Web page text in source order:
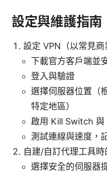
設定與維護指南
設定 VPN（以常見商
下載官方客戶端並
登入與驗證
選擇伺服器位置（
特定地區）
啟用 Kill Switch 與
測試連線與速度，
自建/自訂代理工具
選擇安全的伺服器